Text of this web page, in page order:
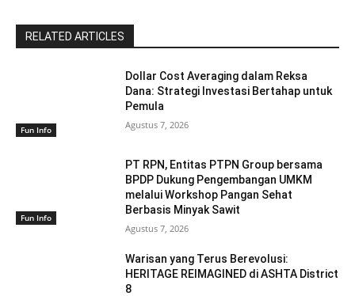
RELATED ARTICLES
Fun Info
Dollar Cost Averaging dalam Reksa
Dana: Strategi Investasi Bertahap untuk
Pemula
Agustus 7, 2026
Fun Info
PT RPN, Entitas PTPN Group bersama
BPDP Dukung Pengembangan UMKM
melalui Workshop Pangan Sehat
Berbasis Minyak Sawit
Agustus 7, 2026
Warisan yang Terus Berevolusi:
HERITAGE REIMAGINED di ASHTA District
8